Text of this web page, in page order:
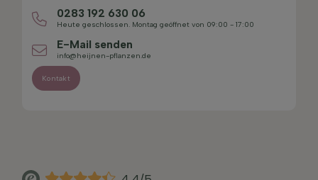
0283 192 630 06
Heute geschlossen. Montag geöffnet von 09:00 - 17:00
E-Mail senden
info@heijnen-pflanzen.de
Kontakt